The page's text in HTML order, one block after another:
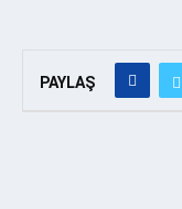
PAYLAŞ